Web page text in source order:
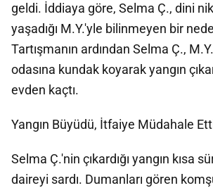
geldi. İddiaya göre, Selma Ç., dini
yaşadığı M.Y.'yle bilinmeyen bir
Tartışmanın ardından Selma Ç.,
odasına kundak koyarak yangın
evden kaçtı.
Yangın Büyüdü, İtfaiye Müdahale
Selma Ç.'nin çıkardığı yangın kısa
daireyi sardı. Dumanları gören